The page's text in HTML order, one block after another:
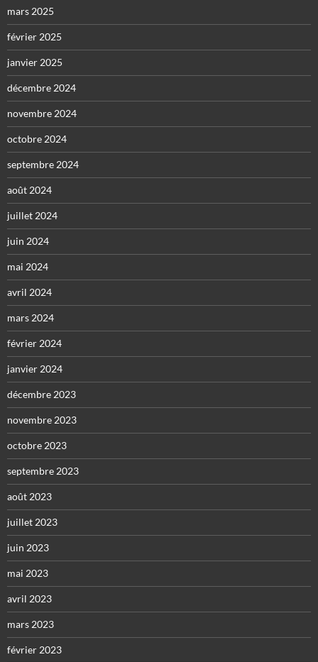
mars 2025
février 2025
janvier 2025
décembre 2024
novembre 2024
octobre 2024
septembre 2024
août 2024
juillet 2024
juin 2024
mai 2024
avril 2024
mars 2024
février 2024
janvier 2024
décembre 2023
novembre 2023
octobre 2023
septembre 2023
août 2023
juillet 2023
juin 2023
mai 2023
avril 2023
mars 2023
février 2023